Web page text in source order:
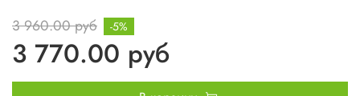
3 960.00 руб
3 770.00 руб
-5%